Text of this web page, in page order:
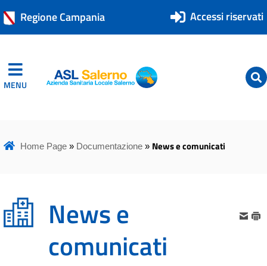
Regione Campania Accessi riservati
MENU ASL Salerno
ASL Salerno
Home Page» Documentazione» News e comunicati
News e
comunicati